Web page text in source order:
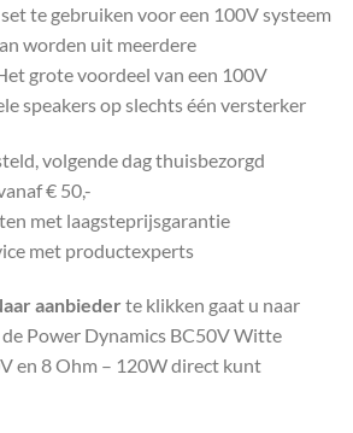
te gebruiken voor een 100V systeem
worden uit meerdere
grote voordeel van een 100V
speakers op slechts één versterker
volgende dag thuisbezorgd
€ 50,-
met laagsteprijsgarantie
met productexperts
aanbieder te klikken gaat u naar
Power Dynamics BC50V Witte
en 8 Ohm – 120W direct kunt